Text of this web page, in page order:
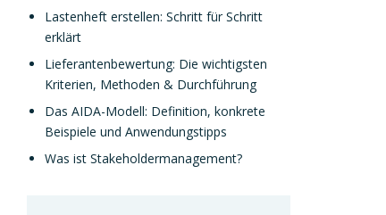
Lastenheft erstellen: Schritt für Schritt
erklärt
Lieferantenbewertung: Die wichtigsten
Kriterien, Methoden & Durchführung
Das AIDA-Modell: Definition, konkrete
Beispiele und Anwendungstipps
Was ist Stakeholdermanagement?